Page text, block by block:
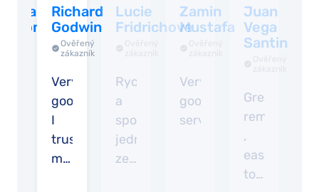
Richard
Godwin
Ověřený
zákazník
Very
good,
I
trust
my
Lucie
Fridrichova
Rychlé
a
spolehlivé
jednání
ze
Zamin
Mustafa
Very
good
service
Juan
Vega
Santini
Great
reminders
,
easy
to